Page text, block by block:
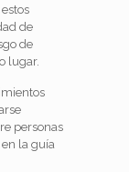
de
de
lugar.
personas
la guía